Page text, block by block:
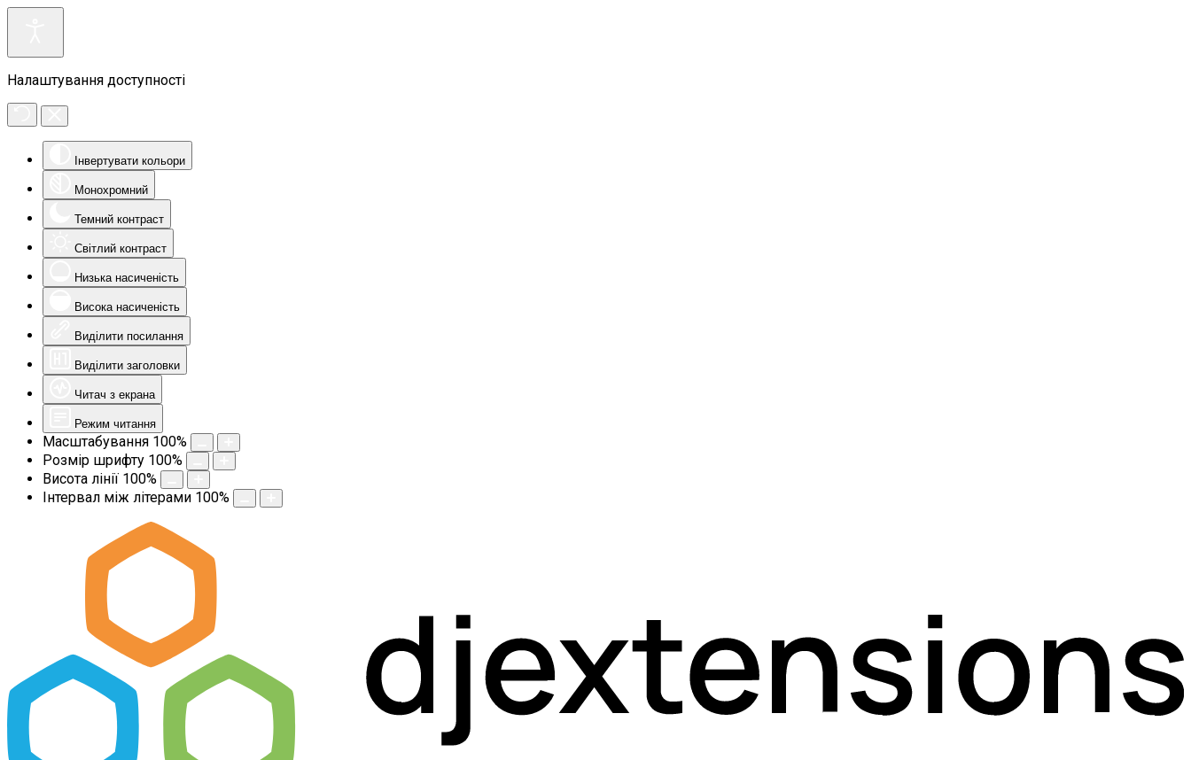
Налаштування доступності
Інвертувати кольори
Монохромний
Темний контраст
Світлий контраст
Низька насиченість
Висока насиченість
Виділити посилання
Виділити заголовки
Читач з екрана
Режим читання
Масштабування 100%
Розмір шрифту 100%
Висота лінії 100%
Інтервал між літерами 100%